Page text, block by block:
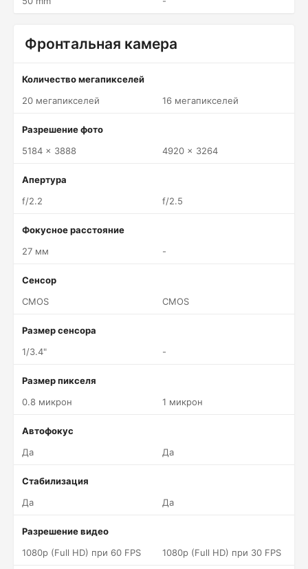
Фронтальная камера
Количество мегапикселей
20 мегапикселей
16 мегапикселей
Разрешение фото
5184 x 3888
4920 x 3264
Апертура
f/2.2
f/2.5
Фокусное расстояние
27 мм
-
Сенсор
CMOS
CMOS
Размер сенсора
1/3.4"
-
Размер пикселя
0.8 микрон
1 микрон
Автофокус
Да
Да
Стабилизация
Да
Да
Разрешение видео
1080p (Full HD) при 60 FPS
1080p (Full HD) при 30 FPS